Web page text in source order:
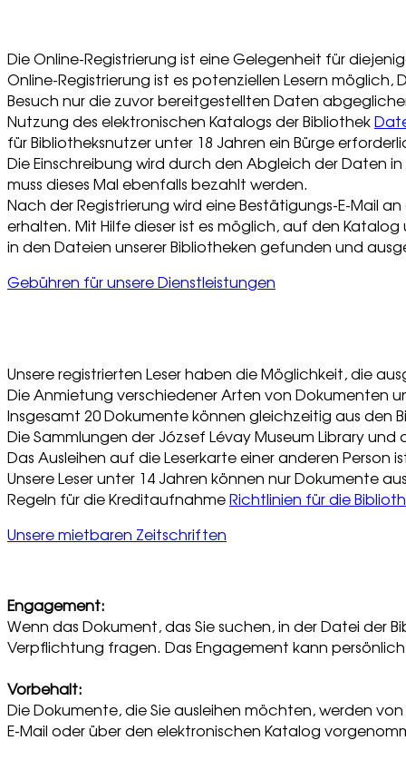
Die Online-Registrierung ist eine Gelegenheit für
Online-Registrierung ist es potenziellen Lesern
Besuch nur die zuvor bereitgestellten Daten
Nutzung des elektronischen Katalogs der Bibliothek
für Bibliotheksnutzer unter 18 Jahren ein Bürge
Die Einschreibung wird durch den Abgleich der Daten
muss dieses Mal ebenfalls bezahlt werden.
Nach der Registrierung wird eine Bestätigungs-E-Mail
erhalten. Mit Hilfe dieser ist es möglich, auf den
in den Dateien unserer Bibliotheken gefunden und
Gebühren für unsere Dienstleistungen
Unsere registrierten Leser haben die Möglichkeit, die
Die Anmietung verschiedener Arten von Dokumenten
Insgesamt 20 Dokumente können gleichzeitig aus den
Die Sammlungen der József Lévay Museum Library
Das Ausleihen auf die Leserkarte einer anderen
Unsere Leser unter 14 Jahren können nur Dokumente
Regeln für die KreditaufnahmeRichtlinien für die
Unsere mietbaren Zeitschriften
Engagement:
Wenn das Dokument, das Sie suchen, in der Datei der
Verpflichtung fragen. Das Engagement kann
Vorbehalt:
Die Dokumente, die Sie ausleihen möchten, werden
E-Mail oder über den elektronischen Katalog